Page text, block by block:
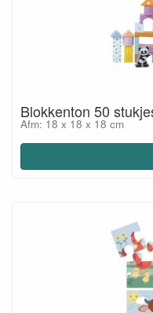
Blokkenton 50
Afm: 18 x 18 x 18 cm